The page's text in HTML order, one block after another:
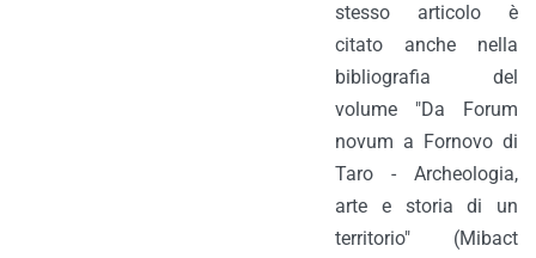
stesso articolo è
citato anche nella
bibliografia del
volume "Da Forum
novum a Fornovo di
Taro - Archeologia,
arte e storia di un
territorio" (Mibact